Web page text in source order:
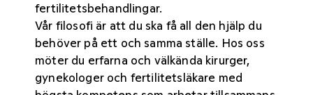
fertilitetsbehandlingar.
Vår filosofi är att du ska få all den hjälp du
behöver på ett och samma ställe. Hos oss
möter du erfarna och välkända kirurger,
gynekologer och fertilitetsläkare med